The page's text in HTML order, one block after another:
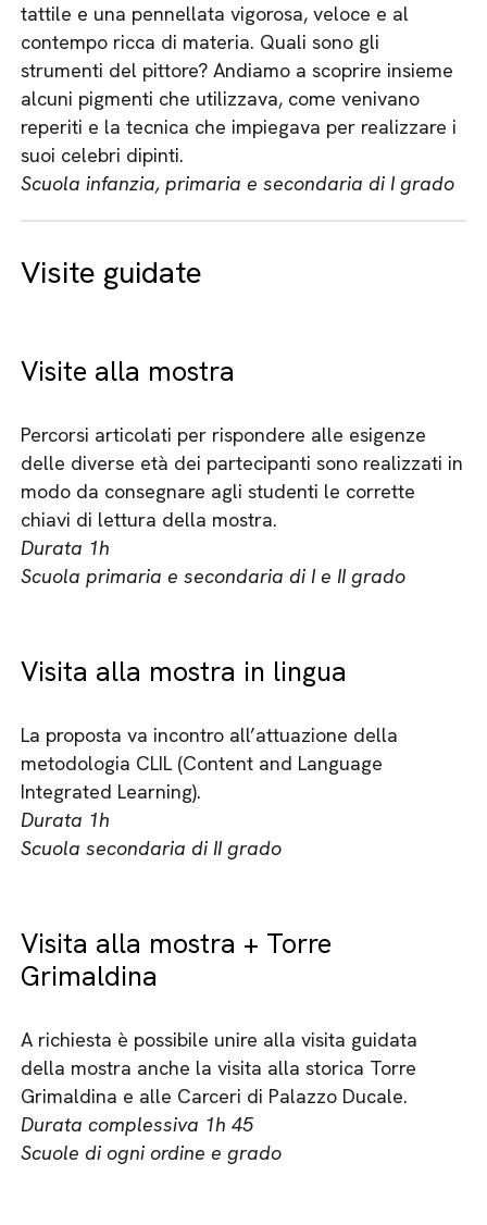
tattile e una pennellata vigorosa, veloce e al
contempo ricca di materia. Quali sono gli
strumenti del pittore? Andiamo a scoprire insieme
alcuni pigmenti che utilizzava, come venivano
reperiti e la tecnica che impiegava per realizzare i
suoi celebri dipinti.
Scuola infanzia, primaria e secondaria di I grado
Visite guidate
Visite alla mostra
Percorsi articolati per rispondere alle esigenze
delle diverse età dei partecipanti sono realizzati in
modo da consegnare agli studenti le corrette
chiavi di lettura della mostra.
Durata 1h
Scuola primaria e secondaria di I e II grado
Visita alla mostra in lingua
La proposta va incontro all’attuazione della
metodologia CLIL (Content and Language
Integrated Learning).
Durata 1h
Scuola secondaria di II grado
Visita alla mostra + Torre
Grimaldina
A richiesta è possibile unire alla visita guidata
della mostra anche la visita alla storica Torre
Grimaldina e alle Carceri di Palazzo Ducale.
Durata complessiva 1h 45
Scuole di ogni ordine e grado